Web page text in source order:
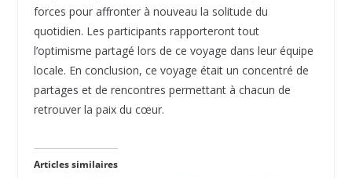
forces pour affronter à nouveau la solitude du
quotidien. Les participants rapporteront tout
l’optimisme partagé lors de ce voyage dans leur équipe
locale. En conclusion, ce voyage était un concentré de
partages et de rencontres permettant à chacun de
retrouver la paix du cœur.
Articles similaires